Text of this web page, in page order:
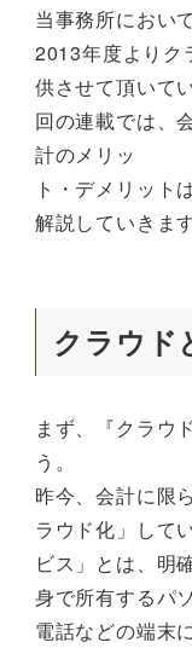
当事務所におい
2013年度よりク
供させて頂いて
回の連載では、
計のメリッ
ト・デメリット
解説していきます
クラウド
まず、『クラウ
う。
昨今、会計に限
ラウド化」して
ビス」とは、明
身で所有するパ
電話などの端末